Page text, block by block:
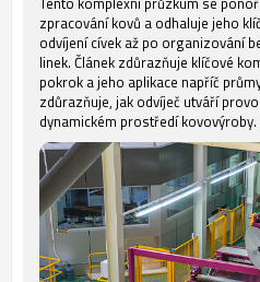
zpracování kovů a odhaluje jeho
odvíjení cívek až po organizování
linek. Článek zdůrazňuje klíčové
pokrok a jeho aplikace napříč
zdůrazňuje, jak odvíječ utváří
dynamickém prostředí kovovýroby.